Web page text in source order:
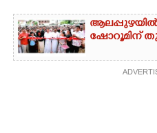
ഷോറൂമിന്